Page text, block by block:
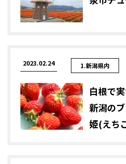
2023.02.24 1.新潟県内
白根で
新潟の
姫(えち